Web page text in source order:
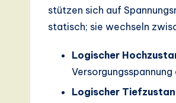
stützen sich auf
statisch; sie wechseln
Logischer
Versorgungsspannung
Logischer